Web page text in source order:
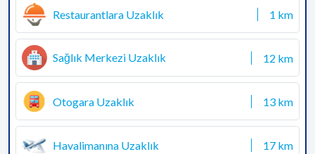
Restaurantlara Uzaklık 1 km
Sağlık Merkezi Uzaklık 12 km
Otogara Uzaklık 13 km
Havalimanına Uzaklık 17 km